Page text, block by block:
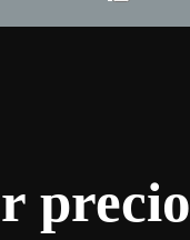
precio